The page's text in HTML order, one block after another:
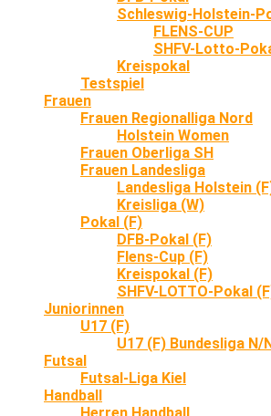
Schleswig-Holstein-
FLENS-CUP
SHFV-Lotto-
Kreispokal
Testspiel
Frauen
Frauen Regionalliga Nord
Holstein Women
Frauen Oberliga SH
Frauen Landesliga
Landesliga Holstein
Kreisliga (W)
Pokal (F)
DFB-Pokal (F)
Flens-Cup (F)
Kreispokal (F)
SHFV-LOTTO-Pokal
Juniorinnen
U17 (F)
U17 (F) Bundesliga N/
Futsal
Futsal-Liga Kiel
Handball
Herren Handball